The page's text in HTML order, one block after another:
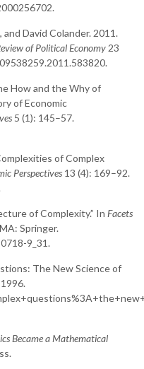
and David Colander. 2011.
of Political Economy 23
How and the Why of
of Economic
5 (1): 145–57.
of Complex
Perspectives 13 (4): 169–92.
of Complexity.” In Facets
Springer.
9_31.
The New Science of
Became a Mathematical